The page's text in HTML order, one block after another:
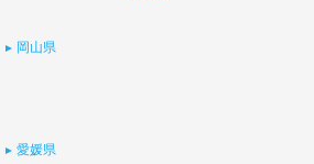
岡山県
愛媛県